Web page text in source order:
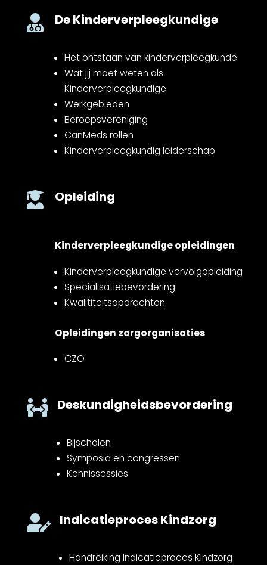
 De Kinderverpleegkundige
Het ontstaan van kinderverpleegkunde
Wat jij moet weten als
Kinderverpleegkundige
Werkgebieden
Beroepsvereniging
CanMeds rollen
Kinderverpleegkundig leiderschap
 Opleiding
Kinderverpleegkundige opleidingen
Kinderverpleegkundige vervolgopleiding
Specialisatiebevordering
Kwalititeitsopdrachten
Opleidingen zorgorganisaties
CZO
 Deskundigheidsbevordering
Bijscholen
Symposia en congressen
Kennissessies
 Indicatieproces Kindzorg
Handreiking Indicatieproces Kindzorg